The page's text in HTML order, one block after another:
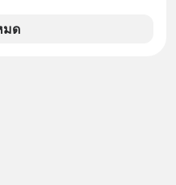
สเตอร์หนังเรื่องนี้หลาย
มด